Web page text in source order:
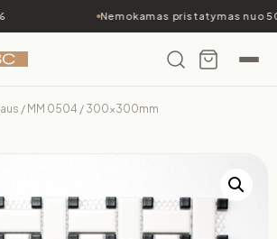
Nemokamas pristatymas nuo
/ MM 0504 / 300x300mm